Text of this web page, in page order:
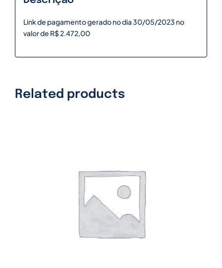
Link de pagamento gerado no dia 30/05/2023 no
valor de R$ 2.472,00
Related products